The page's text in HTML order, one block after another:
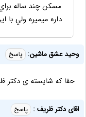
مسكن چند ساله
داره ميميره ولي
وحید عشق ماشین: پاسخ
حقا که شایسته ی دکتر
اقای دکتر ظریف : پاسخ